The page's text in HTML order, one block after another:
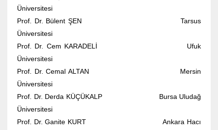
Üniversitesi
Prof. Dr. Bülent ŞEN Tarsus
Üniversitesi
Prof. Dr. Cem KARADELİ Ufuk
Üniversitesi
Prof. Dr. Cemal ALTAN Mersin
Üniversitesi
Prof. Dr. Derda KÜÇÜKALP Bursa Uludağ
Üniversitesi
Prof. Dr. Ganite KURT Ankara Hacı